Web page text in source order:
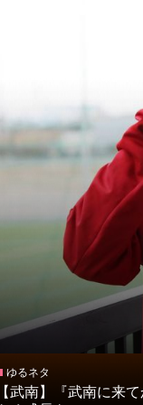
ゆるネタ
【武南】『武南に来